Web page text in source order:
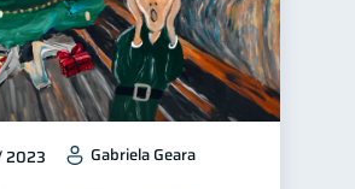
2023 Gabriela Geara